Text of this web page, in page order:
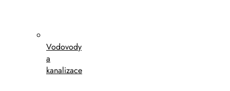
Vodovody
a
kanalizace